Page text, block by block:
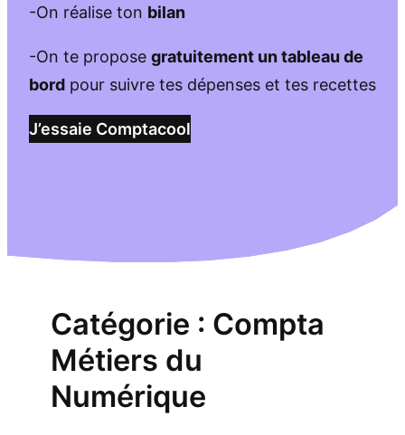
-On réalise ton bilan
-On te propose gratuitement un tableau de
bord pour suivre tes dépenses et tes recettes
J’essaie Comptacool
Catégorie : Compta
Métiers du
Numérique